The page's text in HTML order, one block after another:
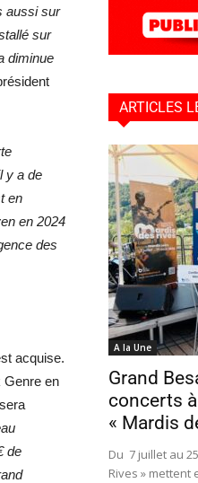
aussi sur
sur
diminue
y a de
en
en 2024
des
acquise.
Genre en
de
ARTICLES
A la Une
Grand
concerts
« Mardis
Du 7 juillet au
Rives » mettent